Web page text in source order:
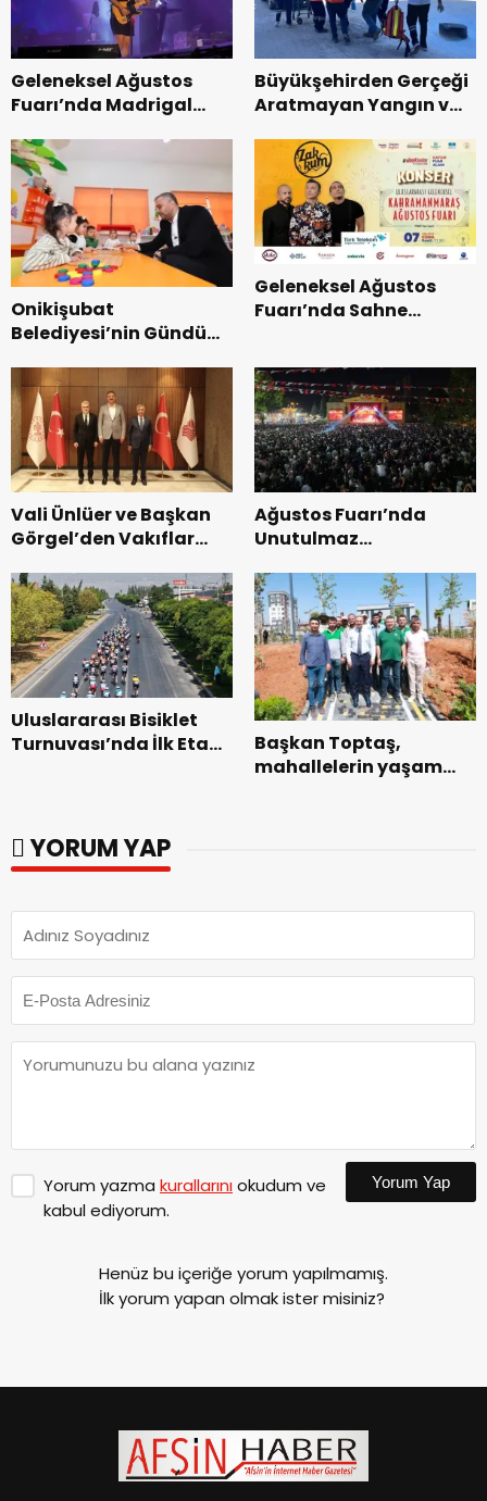
Geleneksel Ağustos
Fuarı’nda Madrigal
Büyükşehirden Gerçeği
Aratmayan Yangın ve
Onikişubat
Belediyesi’nin Gündüz
dönemin ön kayıtları
başladı.
Geleneksel Ağustos
Fuarı’nda Sahne
Vali Ünlüer ve Başkan
Görgel’den Vakıflar
ziyaret.
Ağustos Fuarı’nda
Unutulmaz
Uluslararası Bisiklet
Turnuvası’nda İlk Etap
Başkan Toptaş,
mahallelerin yaşam
YORUM YAP
Yorum yazma kurallarınıokudum ve
kabul ediyorum.
Yorum Yap
Henüz bu içeriğe yorum yapılmamış.
İlk yorum yapan olmak ister misiniz?